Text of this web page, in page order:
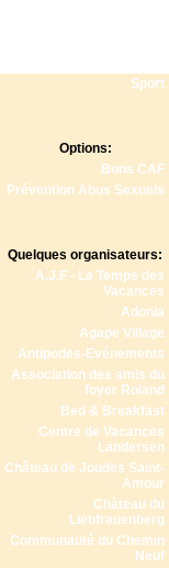
Sport
Options:
Bons CAF
Prévention Abus Sexuels
Quelques organisateurs:
A.J.F - Le Temps des
Vacances
Adonia
Agape Village
Antipodes-Evénements
Association des amis du
foyer Roland
Bed & Breakfast
Centre de Vacances
Landersen
Château de Joudes Saint-
Amour
Château du
Liebfrauenberg
Communauté du Chemin
Neuf